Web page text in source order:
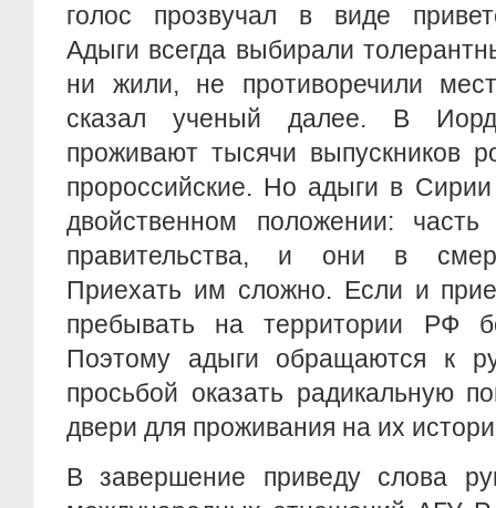
голос прозвучал в виде
Адыги всегда выбирали
ни жили, не противоречили
сказал ученый далее. В
проживают тысячи выпускников
пророссийские. Но адыги в Сирии
двойственном положении:
правительства, и они в
Приехать им сложно. Если и
пребывать на территории РФ
Поэтому адыги обращаются к
просьбой оказать радикальную
двери для проживания на их
В завершение приведу слова